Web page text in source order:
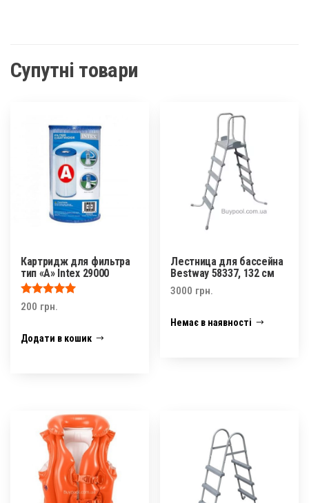
Супутні товари
Картридж для фильтра
тип «A» Intex 29000
Оцінено в
200 грн.
Додати в кошик
Лестница для бассейна
Bestway 58337, 132 см
3000 грн.
Немає в наявності